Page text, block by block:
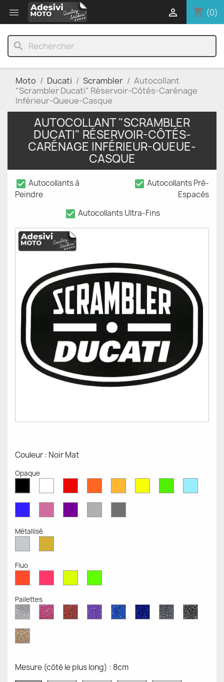
 shopping_cart (0)

search
Moto Ducati Scrambler
Autocollant
"Scrambler Ducati" Réservoir-Côtés-Carénage
Inférieur-Queue-Casque
AUTOCOLLANT "SCRAMBLER
DUCATI" RÉSERVOIR-CÔTÉS-
CARÉNAGE INFÉRIEUR-QUEUE-
CASQUE
check_box Autocollants à
Peindre
check_box Autocollants Pré-
Espacés
check_box Autocollants Ultra-Fins
Couleur : Noir Mat
Opaque
Mat
Mat
Mat
Mat
Mate
OpaqueMat
Opaque
Mat
Mat
Mat
Clair
Foncé
Métallisé
MétalliséMétallique
Fluo
Fluo
Fluo
Fluo
Fluo
Pailettes
Diamant
Scintillant
Paillettes
Roses
Paillettes
Rouges
Paillettes
Violettes
Saphir
Bleu
Paillettes
Bleu
Gris
PailletéNoires
Paillettes
d'Or
Mesure (côté le plus long) : 8cm